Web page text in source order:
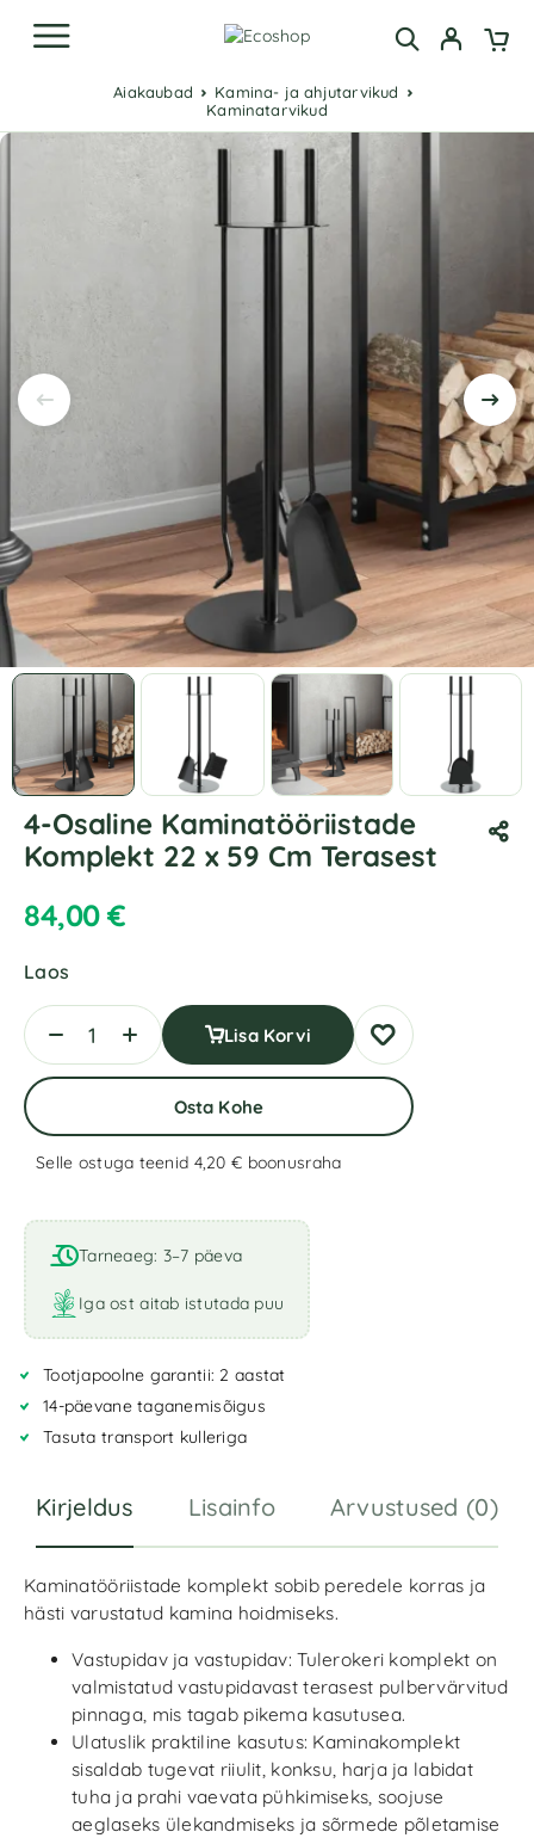
Aiakaubad
Kamina- ja ahjutarvikud
Kaminatarvikud
4-Osaline Kaminatööriistade
Komplekt 22 x 59 Cm Terasest
84,00€
Laos
Lisa Korvi
Osta Kohe
Selle ostuga teenid 4,20 € boonusraha
l
t
e
r
n
t
i
Tarneaeg: 3–7 päeva
Iga ost aitab istutada puu
Tootjapoolne garantii: 2 aastat
14-päevane taganemisõigus
Tasuta transport kulleriga
Kirjeldus Lisainfo Arvustused (0)
Kaminatööriistade komplekt sobib peredele korras ja
hästi varustatud kamina hoidmiseks.
Vastupidav ja vastupidav: Tulerokeri komplekt on
valmistatud vastupidavast terasest pulbervärvitud
pinnaga, mis tagab pikema kasutusea.
Ulatuslik praktiline kasutus: Kaminakomplekt
sisaldab tugevat riiulit, konksu, harja ja labidat
tuha ja prahi vaevata pühkimiseks, soojuse
aeglaseks ülekandmiseks ja sõrmede põletamise